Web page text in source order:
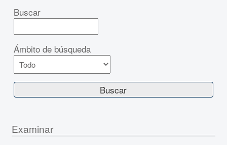
Buscar
Ámbito de búsqueda
Examinar